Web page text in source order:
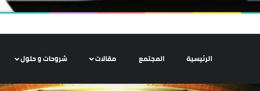
الرئيسية المجتمع مقالات شروحات و حلول